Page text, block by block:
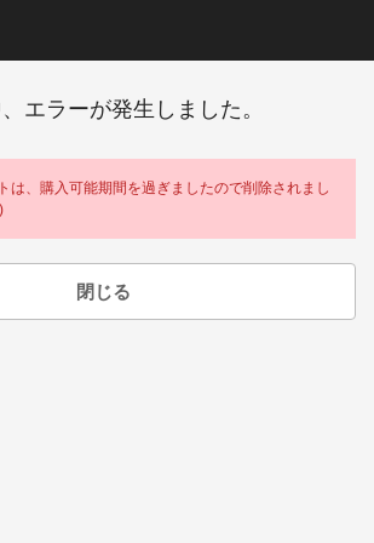
エラーが発生しました。
は、購入可能期間を過ぎましたので削除されまし
閉じる